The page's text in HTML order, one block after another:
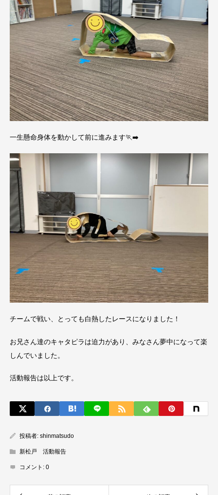
一生懸命身体を動かして前に進みます🏃‍➡️
チームで戦い、とっても白熱したレースになりました！
お兄さん達のキャタピラは迫力があり、みなさん夢中になって楽
しんでいました。
活動報告は以上です。
投稿者: shinmatsudo
新松戸 活動報告
コメント: 0